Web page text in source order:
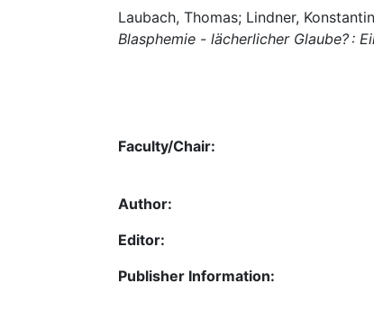
Laubach, Thomas; Lindner,
Blasphemie - lächerlicher Glaube? :
Faculty/Chair:
Author:
Editor:
Publisher Information: